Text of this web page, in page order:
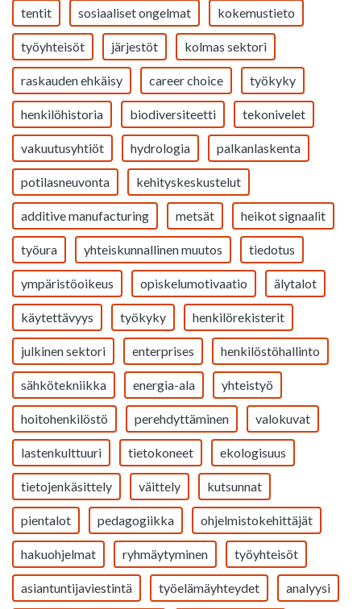
tentit sosiaaliset ongelmat kokemustieto
työyhteisöt järjestöt kolmas sektori
raskauden ehkäisy career choice työkyky
henkilöhistoria biodiversiteetti tekonivelet
vakuutusyhtiöt hydrologia palkanlaskenta
potilasneuvonta kehityskeskustelut
additive manufacturing metsät heikot signaalit
työura yhteiskunnallinen muutos tiedotus
ympäristöoikeus opiskelumotivaatio älytalot
käytettävyys työkyky henkilörekisterit
julkinen sektori enterprises henkilöstöhallinto
sähkötekniikka energia-ala yhteistyö
hoitohenkilöstö perehdyttäminen valokuvat
lastenkulttuuri tietokoneet ekologisuus
tietojenkäsittely väittely kutsunnat
pientalot pedagogiikka ohjelmistokehittäjät
hakuohjelmat ryhmäytyminen työyhteisöt
asiantuntijaviestintä työelämäyhteydet analyysi